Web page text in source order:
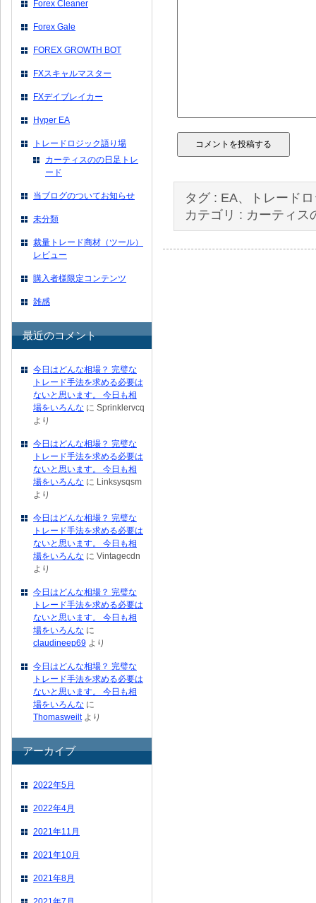
タグ : EA、トレード
カテゴリ : カーティス
Forex Cleaner
Forex Gale
FOREX GROWTH BOT
FXスキャルマスター
FXデイブレイカー
Hyper EA
トレードロジック語り場
カーティスのの日足トレ
ード
当ブログのついてお知らせ
未分類
裁量トレード商材（ツール）
レビュー
購入者様限定コンテンツ
雑感
最近のコメント
今日はどんな相場？ 完璧な
トレード手法を求める必要は
ないと思います。 今日も相
場をいろんな に Sprinklervcq
より
今日はどんな相場？ 完璧な
トレード手法を求める必要は
ないと思います。 今日も相
場をいろんな に Linksysqsm
より
今日はどんな相場？ 完璧な
トレード手法を求める必要は
ないと思います。 今日も相
場をいろんな に Vintagecdn
より
今日はどんな相場？ 完璧な
トレード手法を求める必要は
ないと思います。 今日も相
場をいろんな に
claudineep69 より
今日はどんな相場？ 完璧な
トレード手法を求める必要は
ないと思います。 今日も相
場をいろんな に
Thomasweiltより
アーカイブ
2022年5月
2022年4月
2021年11月
2021年10月
2021年8月